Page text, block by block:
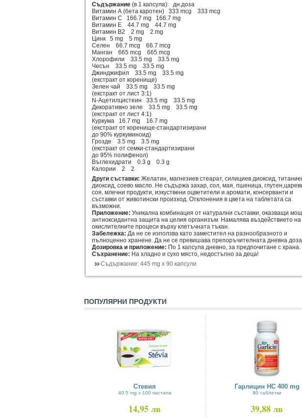
Съдържание(в 1 капсула): дн.доза
Витамин А (бета каротен) 333 mcg 333 mcg
Витамин С 166.7 mg 166.7 mg
Витамин Е 44.7 mg 44.7 mg
Витамин В2 2 mg 2 mg
Цинк 5 mg 5 mg
Селен 66.7 mcg 66.7 mcg
Манган 665 mcg 665 mcg
Хлорофили 33.5 mg 33.5 mg
Чесън 33.5 mg 33.5 mg
Джинджифил 33.5 mg 33.5 mg
(екстракт от коренище)
Зелен чай 33.5 mg 33.5 mg
(екстракт от лист 3:1)
N-Ацетилцистеин 33.5 mg 33.5 mg
Декоративно зеле 33.5 mg 33.5 mg
(екстракт от лист 4:1)
Куркума 16.7 mg 16.7 mg
(екстракт от коренище-стандартизирани
до 90% куркуминоид)
Грозде 3.5 mg 3.5 mg
(екстракт от семки-стандартизирани
до 95% полифенол)
Въглехидрати 0.3 g 0.3 g
Калории 2 2
Други съставки: Желатин, магнезиев стеарат, силициев диоксид,
диоксид, соево масло. Не съдържа захар, сол, мая, пшеница,
соя, млечни продукти, изкуствени оцветители и аромати, консерванти и
съставки от животински произход. Отклонения в цвета на таблетата са
възможни.
Приложение: Уникална комбинация от натурални съставки, оказващи
антиоксидантна защита на целия организъм. Намалява въздействието на
окислителните процеси върху клетъчната тъкан.
Забележка: Да не се използва като заместител на разнообразното и
пълноценно хранене. Да не се превишава препоръчителната дневна доза.
Дозировка и приложение: По 1 капсула дневно, за предпочитане с храна.
Съхранение: На хладно и сухо място, недостъпно за деца!
Съдържание:445 mg х 90 капсули
ПОПУЛЯРНИ ПРОДУКТИ
Стевия
40.5 mg x 100 пастили
14,95 лв
Гарлицин HC 400 mg
90 таблетки
39,88 лв